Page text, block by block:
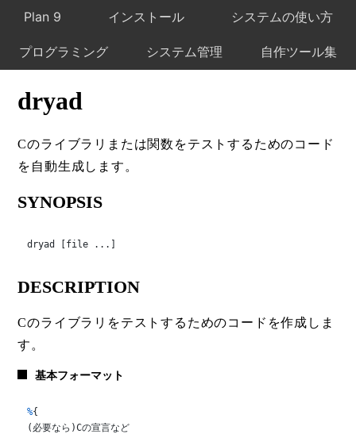
Plan 9 インストール システムの使い方
プログラミング システム管理 自作ツール集
dryad
Cのライブラリまたは関数をテストするためのコード
を自動生成します。
SYNOPSIS
dryad [file ...]
DESCRIPTION
Cのライブラリをテストするためのコードを作成しま
す。
基本フォーマット
%{